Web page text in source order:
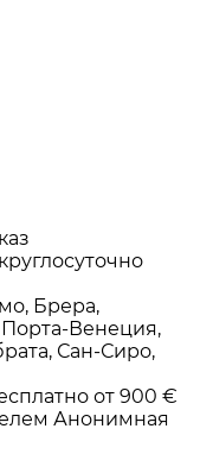
круглосуточно
Брера,
Венеция,
Сан-Сиро,
от 900 €
Анонимная